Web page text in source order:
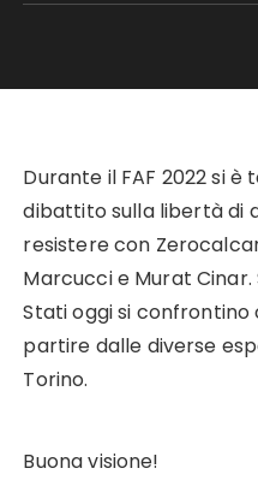
Durante il FAF 2022 si
dibattito sulla libertà di
resistere con
Marcucci e Murat Cinar.
Stati oggi si
partire dalle diverse
Torino.
Buona visione!